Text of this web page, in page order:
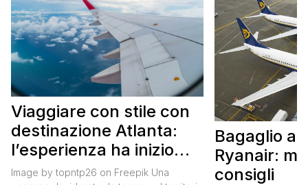
Viaggiare con stile con
destinazione Atlanta:
l’esperienza ha inizio
con un volo Air France
Image by topntp26 on Freepik Una
Bagaglio a
Ryanair:
consigli